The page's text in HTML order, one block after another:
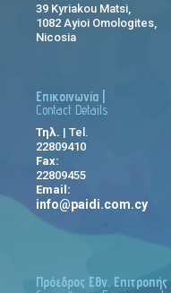
39 Kyriakou Matsi,
1082 Ayioi Omologites,
Nicosia
Επικοινωνία |
Contact Details
Τηλ. | Tel.
22809410
Fax:
22809455
Email:
info@paidi.com.cy
Πρόεδρος Εθν. Επιτροπής